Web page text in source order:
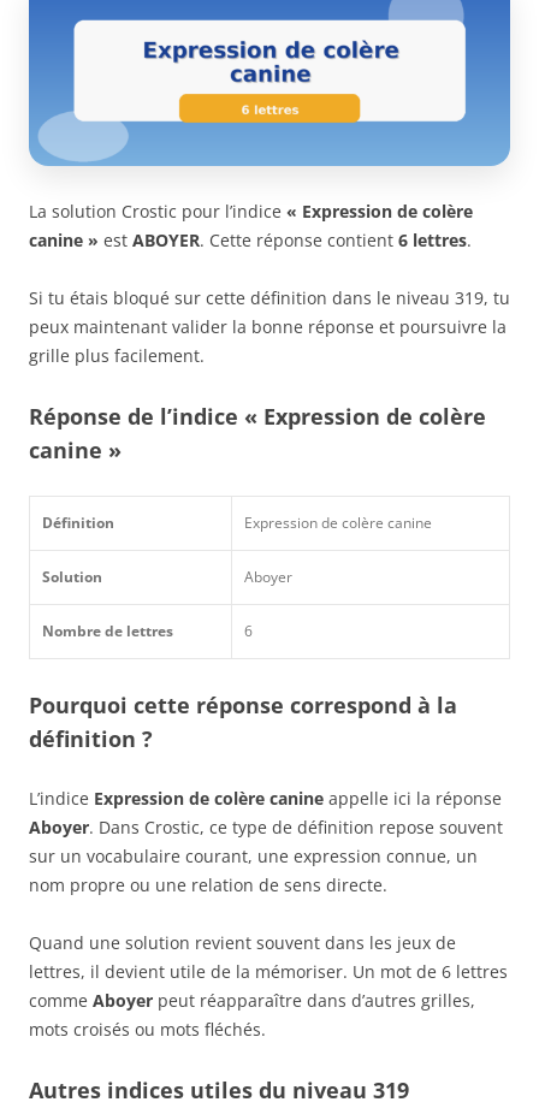
La solution Crostic pour l’indice « Expression de colère
canine » est ABOYER. Cette réponse contient 6 lettres.
Si tu étais bloqué sur cette définition dans le niveau 319, tu
peux maintenant valider la bonne réponse et poursuivre la
grille plus facilement.
Réponse de l’indice « Expression de colère
canine »
Définition Expression de colère canine
Solution Aboyer
Nombre de lettres 6
Pourquoi cette réponse correspond à la
définition ?
L’indice Expression de colère canine appelle ici la réponse
Aboyer. Dans Crostic, ce type de définition repose souvent
sur un vocabulaire courant, une expression connue, un
nom propre ou une relation de sens directe.
Quand une solution revient souvent dans les jeux de
lettres, il devient utile de la mémoriser. Un mot de 6 lettres
comme Aboyer peut réapparaître dans d’autres grilles,
mots croisés ou mots fléchés.
Autres indices utiles du niveau 319